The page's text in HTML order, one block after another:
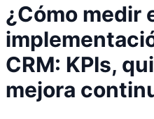
¿Cómo medir
CRM: KPIs,
mejora